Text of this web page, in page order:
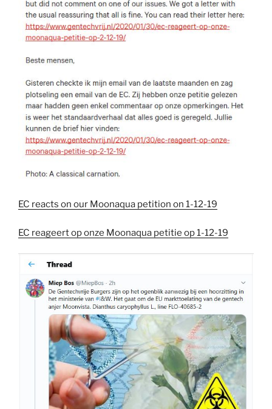
EC reacts on our Moonaqua petition on 1-12-19
EC reageert op onze Moonaqua petitie op 1-12-19